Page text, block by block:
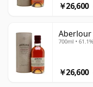
￥26,600
Aberlour
700ml • 61.1%
￥26,600